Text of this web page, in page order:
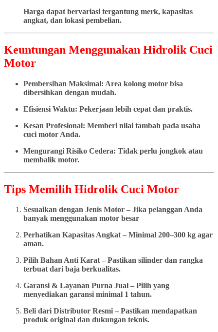
Harga dapat bervariasi tergantung merk, kapasitas
angkat, dan lokasi pembelian.
Keuntungan Menggunakan Hidrolik Cuci
Motor
Pembersihan Maksimal: Area kolong motor bisa
dibersihkan dengan mudah.
Efisiensi Waktu: Pekerjaan lebih cepat dan praktis.
Kesan Profesional: Memberi nilai tambah pada usaha
cuci motor Anda.
Mengurangi Risiko Cedera: Tidak perlu jongkok atau
membalik motor.
Tips Memilih Hidrolik Cuci Motor
Sesuaikan dengan Jenis Motor – Jika pelanggan Anda
banyak menggunakan motor besar
Perhatikan Kapasitas Angkat – Minimal 200–300 kg agar
aman.
Pilih Bahan Anti Karat – Pastikan silinder dan rangka
terbuat dari baja berkualitas.
Garansi & Layanan Purna Jual – Pilih yang
menyediakan garansi minimal 1 tahun.
Beli dari Distributor Resmi – Pastikan mendapatkan
produk original dan dukungan teknis.